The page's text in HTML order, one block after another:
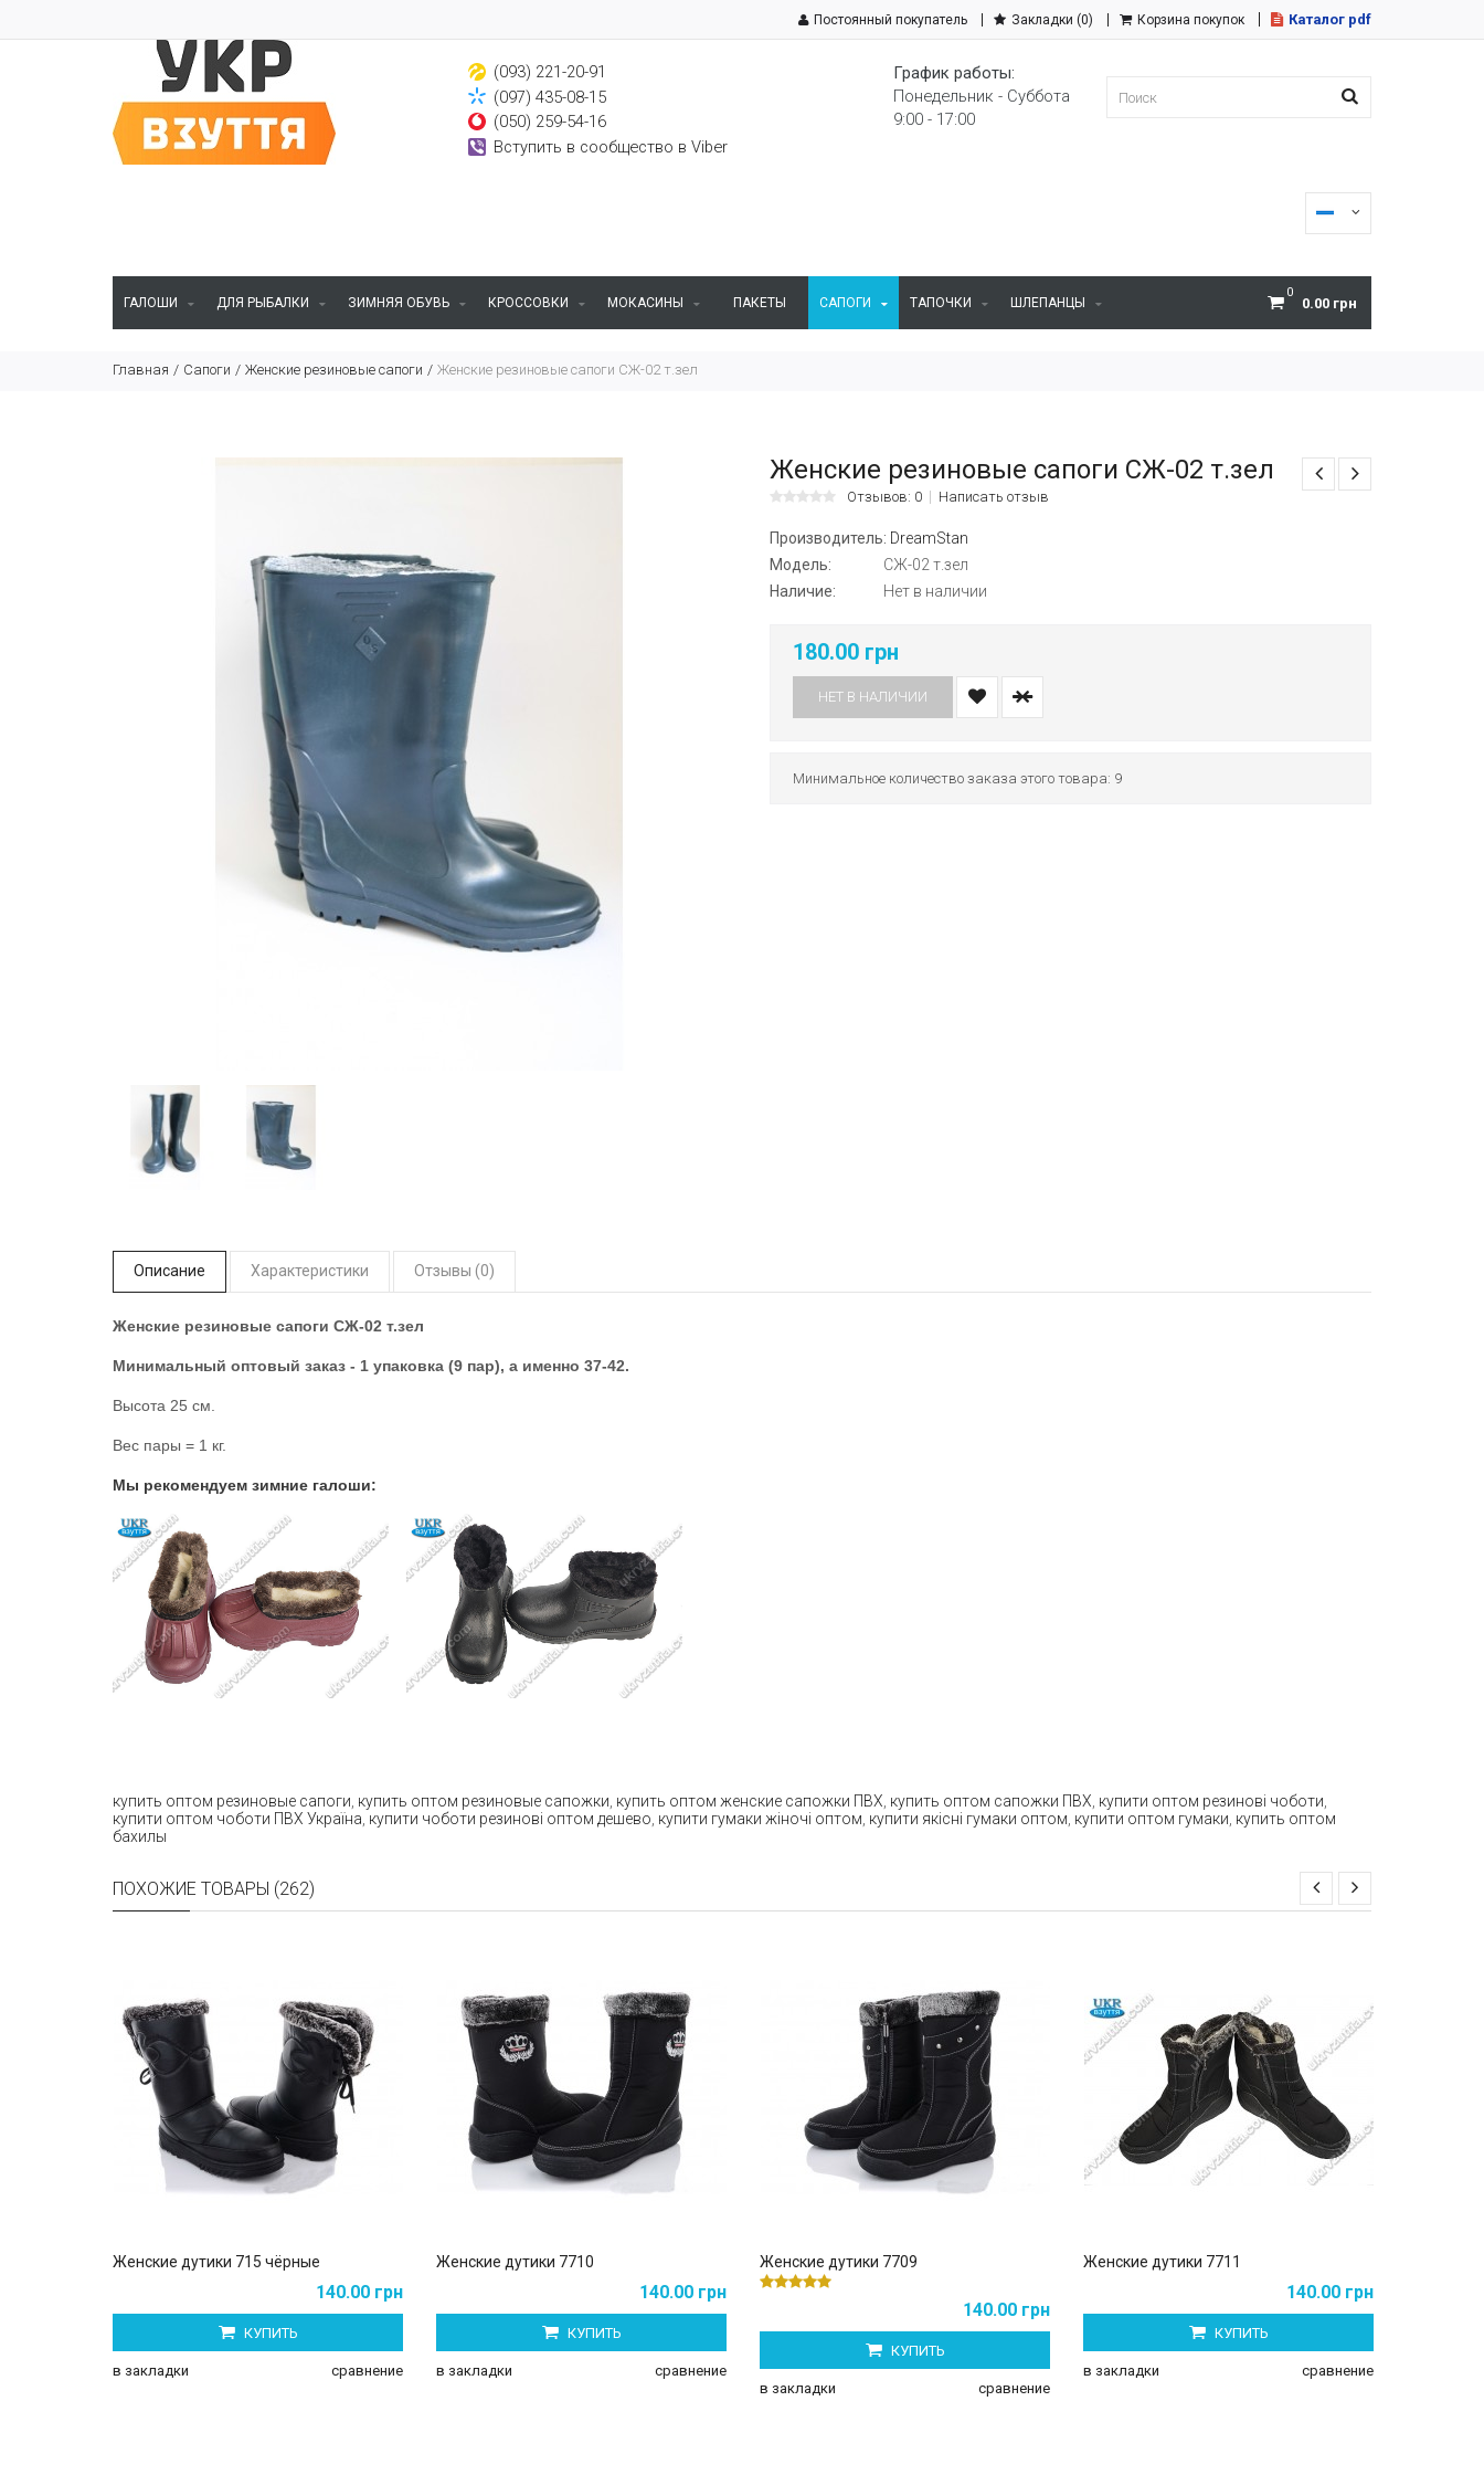
Постоянный покупатель Закладки (0) Корзина покупок Каталог pdf
(093) 221-20-91
(097) 435-08-15
(050) 259-54-16
Вступить в сообщество в Viber
График работы:
Понедельник - Суббота
9:00 - 17:00
0
0.00 грн
ГАЛОШИ ДЛЯ РЫБАЛКИ ЗИМНЯЯ ОБУВЬ КРОССОВКИ МОКАСИНЫ ПАКЕТЫ САПОГИ ТАПОЧКИ ШЛЕПАНЦЫ
Главная Сапоги Женские резиновые сапоги Женские резиновые сапоги СЖ-02 т.зел
Женские резиновые сапоги СЖ-02 т.зел
Отзывов: 0 Написать отзыв
Производитель: DreamStan
Модель:
СЖ-02 т.зел
Наличие:
Нет в наличии
180.00 грн
НЕТ В НАЛИЧИИ
Минимальное количество заказа этого товара: 9
Описание Характеристики Отзывы (0)
Женские резиновые сапоги СЖ-02 т.зел
Минимальный оптовый заказ - 1 упаковка (9 пар), а именно 37-42.
Высота 25 см.
Вес пары = 1 кг.
Мы рекомендуем зимние галоши:
купить оптом резиновые сапоги купить оптом резиновые сапожки купить оптом женские сапожки ПВХ купить оптом сапожки ПВХ купити оптом резинові чоботи
купити оптом чоботи ПВХ Україна купити чоботи резинові оптом дешево купити гумаки жіночі оптом купити якісні гумаки оптом купити оптом гумаки купить оптом
бахилы
ПОХОЖИЕ ТОВАРЫ (262)
Женские дутики 715 чёрные
140.00 грн
КУПИТЬ
в закладки сравнение
Женские дутики 7710
140.00 грн
КУПИТЬ
в закладки сравнение
Женские дутики 7709
140.00 грн
КУПИТЬ
в закладки сравнение
Женские дутики 7711
140.00 грн
КУПИТЬ
в закладки сравнение